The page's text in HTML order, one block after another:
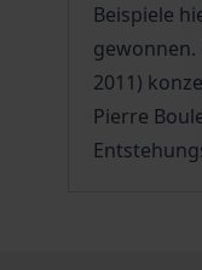
Beispiele
gewonnen.
2011)
Pierre